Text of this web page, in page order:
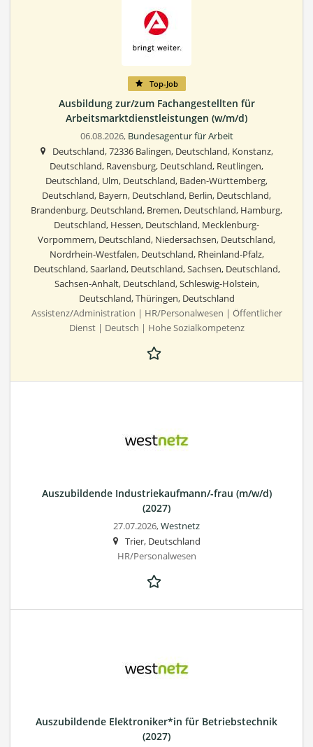
Top-Job
Ausbildung zur/zum Fachangestellten für
Arbeitsmarktdienstleistungen (w/m/d)
06.08.2026, Bundesagentur für Arbeit
Deutschland, 72336 Balingen, Deutschland, Konstanz,
Deutschland, Ravensburg, Deutschland, Reutlingen,
Deutschland, Ulm, Deutschland, Baden-Württemberg,
Deutschland, Bayern, Deutschland, Berlin, Deutschland,
Brandenburg, Deutschland, Bremen, Deutschland, Hamburg,
Deutschland, Hessen, Deutschland, Mecklenburg-
Vorpommern, Deutschland, Niedersachsen, Deutschland,
Nordrhein-Westfalen, Deutschland, Rheinland-Pfalz,
Deutschland, Saarland, Deutschland, Sachsen, Deutschland,
Sachsen-Anhalt, Deutschland, Schleswig-Holstein,
Deutschland, Thüringen, Deutschland
Assistenz/Administration | HR/Personalwesen | Öffentlicher
Dienst | Deutsch | Hohe Sozialkompetenz
Auszubildende Industriekaufmann/-frau (m/w/d)
(2027)
27.07.2026,Westnetz
Trier, Deutschland
HR/Personalwesen
Auszubildende Elektroniker*in für Betriebstechnik
(2027)